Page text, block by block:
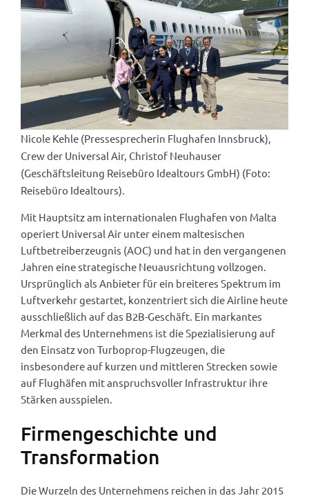
Nicole Kehle (Pressesprecherin Flughafen Innsbruck),
Crew der Universal Air, Christof Neuhauser
(Geschäftsleitung Reisebüro Idealtours GmbH) (Foto:
Reisebüro Idealtours).
Mit Hauptsitz am internationalen Flughafen von Malta
operiert Universal Air unter einem maltesischen
Luftbetreiberzeugnis (AOC) und hat in den vergangenen
Jahren eine strategische Neuausrichtung vollzogen.
Ursprünglich als Anbieter für ein breiteres Spektrum im
Luftverkehr gestartet, konzentriert sich die Airline heute
ausschließlich auf das B2B-Geschäft. Ein markantes
Merkmal des Unternehmens ist die Spezialisierung auf
den Einsatz von Turboprop-Flugzeugen, die
insbesondere auf kurzen und mittleren Strecken sowie
auf Flughäfen mit anspruchsvoller Infrastruktur ihre
Stärken ausspielen.
Firmengeschichte und
Transformation
Die Wurzeln des Unternehmens reichen in das Jahr 2015